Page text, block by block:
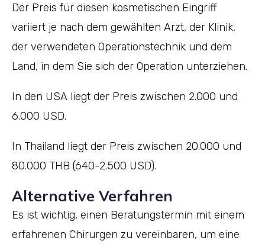
Der Preis für diesen kosmetischen Eingriff
variiert je nach dem gewählten Arzt, der Klinik,
der verwendeten Operationstechnik und dem
Land, in dem Sie sich der Operation unterziehen.
In den USA liegt der Preis zwischen 2.000 und
6.000 USD.
In Thailand liegt der Preis zwischen 20.000 und
80.000 THB (640-2.500 USD).
Alternative Verfahren
Es ist wichtig, einen Beratungstermin mit einem
erfahrenen Chirurgen zu vereinbaren, um eine